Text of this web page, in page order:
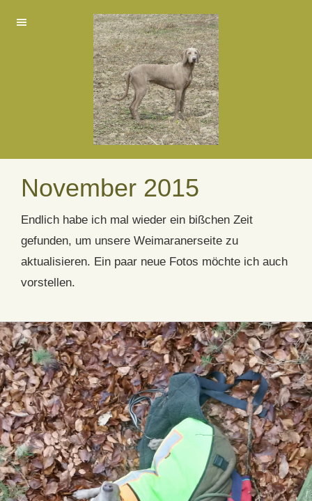
November 2015
Endlich habe ich mal wieder ein bißchen Zeit
gefunden, um unsere Weimaranerseite zu
aktualisieren. Ein paar neue Fotos möchte ich auch
vorstellen.